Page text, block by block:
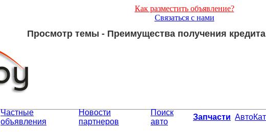
Как разместить объявление?
Связаться с нами
Просмотр темы - Преимущества получения
Частные
объявления
Новости
партнеров
Поиск
авто
Запчасти